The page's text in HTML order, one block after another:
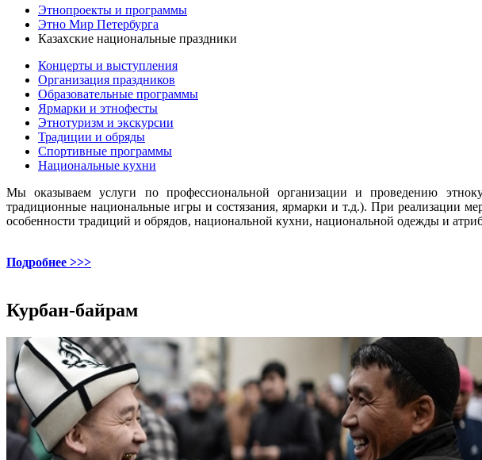
Этнопроекты и программы
Этно Мир Петербурга
Казахские национальные праздники
Концерты и выступления
Организация праздников
Образовательные программы
Ярмарки и этнофесты
Этнотуризм и экскурсии
Традиции и обряды
Спортивные программы
Национальные кухни
Мы оказываем услуги по профессиональной организации и проведению
традиционные национальные игры и состязания, ярмарки и т.д.). При реализации
особенности традиций и обрядов, национальной кухни, национальной одежды и
Подробнее >>>
Курбан-байрам